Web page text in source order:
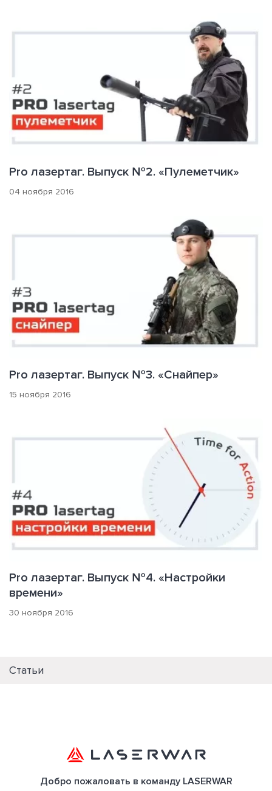
Pro лазертаг. Выпуск №2. «Пулеметчик»
04 ноября 2016
Pro лазертаг. Выпуск №3. «Снайпер»
15 ноября 2016
Pro лазертаг. Выпуск №4. «Настройки
времени»
30 ноября 2016
Статьи
Добро пожаловать в команду LASERWAR